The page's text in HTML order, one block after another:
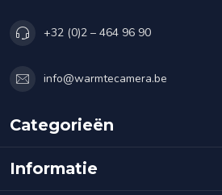
+32 (0)2 – 464 96 90
info@warmtecamera.be
Categorieën
Informatie